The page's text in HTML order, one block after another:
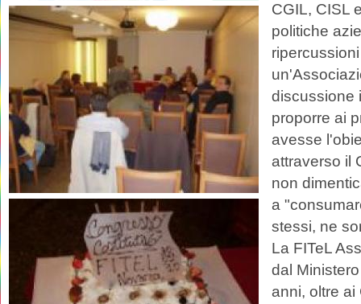
CGIL, CISL
politiche
discussione
proporre ai
avesse
attraverso il
non
a
stessi, ne
La FITeL
dal
anni, oltre ai